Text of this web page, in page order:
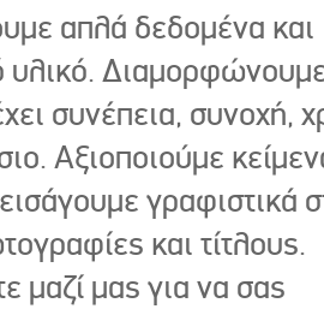
απλά δεδομένα και
συνέπεια, συνοχή,
Αξιοποιούμε
γραφιστικά
και τίτλους.
μαζί μας για να σας